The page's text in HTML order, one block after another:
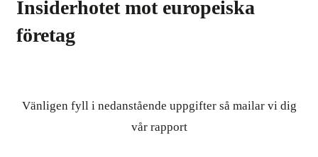
Insiderhotet mot europeiska
företag
Vänligen fyll i nedanstående uppgifter så mailar vi dig
vår rapport